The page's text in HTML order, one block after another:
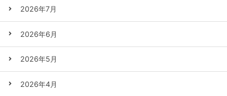
2026年7月
2026年6月
2026年5月
2026年4月